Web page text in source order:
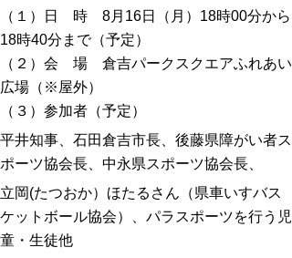
（１）日 時 8月16日（月）18時00分から
18時40分まで（予定）
（２）会 場 倉吉パークスクエアふれあい
広場（※屋外）
（３）参加者（予定）
平井知事、石田倉吉市長、後藤県障がい者ス
ポーツ協会長、中永県スポーツ協会長、
立岡(たつおか）ほたるさん（県車いすバス
ケットボール協会）、パラスポーツを行う児
童・生徒他